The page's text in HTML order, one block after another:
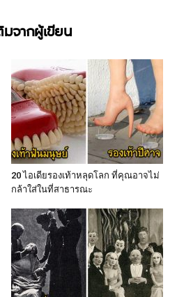
มจากผู้เขียน
20 ไอเดียรองเท้าหลุดโลก ที่คุณอาจไม่
กล้าใส่ในที่สาธารณะ